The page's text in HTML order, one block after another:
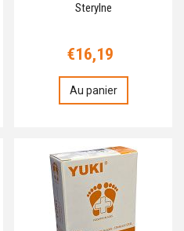
Sterylne
€16,19
Au panier